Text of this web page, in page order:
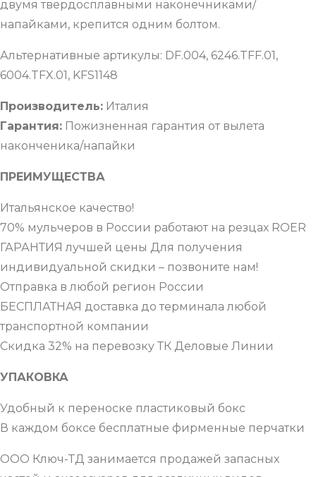
двумя твердосплавными наконечниками/
напайками, крепится одним болтом.
Альтернативные артикулы: DF.004, 6246.TFF.01,
6004.TFX.01, KFS1148
Производитель: Италия
Гарантия: Пожизненная гарантия от вылета
наконченика/напайки
ПРЕИМУЩЕСТВА
Итальянское качество!
70% мульчеров в России работают на резцах ROER
ГАРАНТИЯ лучшей цены Для получения
индивидуальной скидки – позвоните нам!
Отправка в любой регион России
БЕСПЛАТНАЯ доставка до терминала любой
транспортной компании
Скидка 32% на перевозку ТК Деловые Линии
УПАКОВКА
Удобный к переноске пластиковый бокс
В каждом боксе бесплатные фирменные перчатки
ООО Ключ-ТД занимается продажей запасных